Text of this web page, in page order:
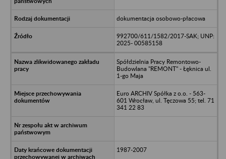
dokumentacja osobowo-płacowa
992700/611/1582/2017-SAK; UNP:
2025- 00585158
Spółdzielnia Pracy Remontowo-
Budowlana "REMONT" - Łęknica ul.
1-go Maja
Euro ARCHIV Spółka z o.o. - 563-
601 Wrocław, ul. Tęczowa 55; tel. 71
341 22 83
1987-2007